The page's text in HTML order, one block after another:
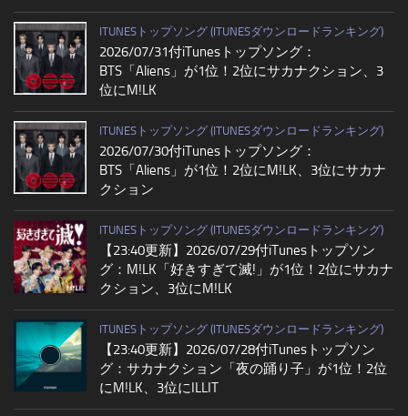
ITUNESトップソング (ITUNESダウンロードランキング)
2026/07/31付iTunesトップソング：
BTS「Aliens」が1位！2位にサカナクション、3
位にM!LK
ITUNESトップソング (ITUNESダウンロードランキング)
2026/07/30付iTunesトップソング：
BTS「Aliens」が1位！2位にM!LK、3位にサカナ
クション
ITUNESトップソング (ITUNESダウンロードランキング)
【23:40更新】2026/07/29付iTunesトップソン
グ：M!LK「好きすぎて滅!」が1位！2位にサカナ
クション、3位にM!LK
ITUNESトップソング (ITUNESダウンロードランキング)
【23:40更新】2026/07/28付iTunesトップソン
グ：サカナクション「夜の踊り子」が1位！2位
にM!LK、3位にILLIT